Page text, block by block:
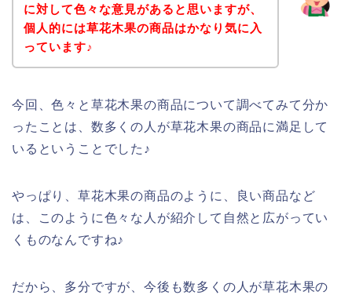
に対して色々な意見があると思いますが、
個人的には草花木果の商品はかなり気に入
っています♪
今回、色々と草花木果の商品について調べてみて分か
ったことは、数多くの人が草花木果の商品に満足して
いるということでした♪
やっぱり、草花木果の商品のように、良い商品など
は、このように色々な人が紹介して自然と広がってい
くものなんですね♪
だから、多分ですが、今後も数多くの人が草花木果の